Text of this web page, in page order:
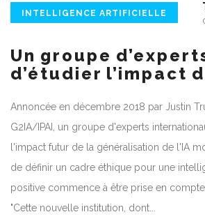
INTELLIGENCE ARTIFICIELLE
Un groupe
d’étudier l’impact
Annoncée en décembre 2018 par Justin
G2IA/IPAI, un groupe d'experts
l'impact futur de la généralisation de l'IA
de définir un cadre éthique pour une
positive commence à être prise en
"Cette nouvelle institution, dont...